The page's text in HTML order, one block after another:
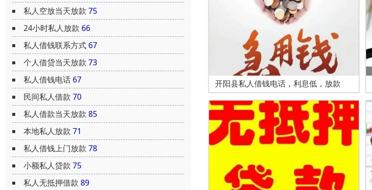
私人空放当天放款 75
24小时私人放款 66
私人借钱联系方式 67
个人借贷当天放款 73
私人借钱电话 67
民间私人借款 70
私人借款当天放款 85
本地私人放款 71
私人借钱上门放款 78
小额私人贷款 75
私人无抵押借款 89
开阳县私人借钱电话，利息低，放款